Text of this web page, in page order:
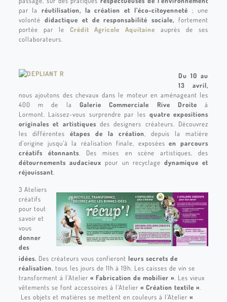
par laréutilisation, la création et l’éco-citoyenneté ; une
volonté didactique et de responsabilité sociale,fortement
portée par le Crédit Agricole Aquitaine auprès de ses
collaborateurs.
Du 10 au
13 avril,
nous ajoutons des chevaux dans le moteur en aménageant les
400 m de la Galerie Commerciale Rive Droite à
Lormont. Laissez-vous surprendre par les quatre expositions
originales et artistiques des designers créateurs. Découvrez
les différentes étapes de la création, depuis la matière
d’origine jusqu’à la réalisation finale, exposéesen parcours
créatifs étonnants. Des mises en scène artistiques, des
détournements audacieux pour un recyclage dynamique et
réjouissant.
3 Ateliers
créatifs
pour tout
savoir et
vous
donner
des
idées. Des créateurs vous confieront leurs secrets de
réalisation, tous les jours de 11h à 19h. Les caisses de vin se
transforment à l’Atelier « Fabrication de mobilier ». Les vieux
vêtements se font accessoires à l’Atelier « Création textile ».
Les objets et matières se mettent en couleurs à l’Atelier «